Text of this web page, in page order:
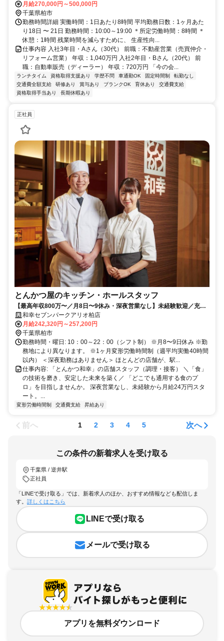
ス「セブンパーク・アリオ柏前」バス停下車5分
月給270,000円～500,000円
千葉県柏市
勤務時間詳細 実働時間：1日あたり8時間 平均勤務日数：1ヶ月あた
り18日 〜 21日 勤務時間：10:00～19:00 ＊所定労働時間：8時間 ＊
休憩：1時間 残業時間を減らすために、 生産性向...
仕事内容 入社3年目・Aさん（30代） 前職：不動産営業（売買仲介・
リフォーム営業） 年収：1,040万円 入社2年目・Bさん（20代） 前
職：自動車販売（ディーラー） 年収：720万円 「今の会...
ランチタイム 資格取得支援あり 学歴不問 車通勤OK 固定時間制
転勤なし
交通費全額支給
研修あり 賞与あり ブランクOK 育休あり
交通費支給
資格取得手当あり
長期休暇あり
正社員
とんかつ屋のキッチン・ホールスタッフ
【最高年収800万〜／月8日〜9休み・深夜営業なし】未経験歓迎／充実
研修／定着率9割超／60年以上の黒字！安定系企業！
和幸セブンパークアリオ柏店
月給242,320円～257,200円
千葉県柏市
勤務時間・曜日: 10：00～22：00（シフト制） ※月8〜9日休み ※勤
務地により異なります。 ※1ヶ月変形労働時間制（週平均実働40時間
以内） ＜深夜勤務はありません＞ ほとんどの店舗が、駅...
仕事内容: 「とんかつ和幸」の店舗スタッフ（調理・接客） ＼「食」
の技術を磨き、安定した未来を築く／ 「どこでも通用する食のプ
ロ」を目指しませんか。 深夜営業なし、未経験から月給24万円スタ
ート。...
変形労働時間制 交通費支給 昇給あり
前へ 1 2 3 4 5 次へ
この条件の新着求人を受け取る
千葉県 / 逆井駅
正社員
「LINEで受け取る」では、新着求人のほか、おすすめ情報なども配信しま
す。 詳しくはこちら
LINEで受け取る
メールで受け取る
アプリを無料ダウンロード